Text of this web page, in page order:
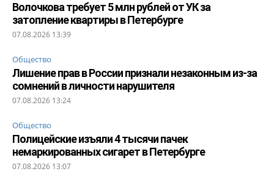
Волочкова требует 5 млн рублей от УК за
затопление квартиры в Петербурге
07.08.2026 13:39
Общество
Лишение прав в России признали незаконным из-за
сомнений в личности нарушителя
07.08.2026 13:24
Общество
Полицейские изъяли 4 тысячи пачек
немаркированных сигарет в Петербурге
07.08.2026 13:07